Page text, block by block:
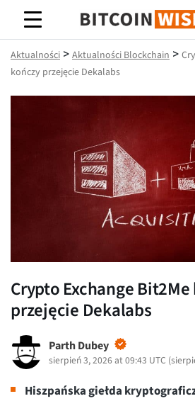
Mądrość
Aktualności > Aktualności Blockchain >
kończy przejęcie Dekalabs
Crypto Exchange
przejęcie Dekalabs
Parth Dubey
sierpień 3, 2026 at 09:43 UTC (
Hiszpańska giełda